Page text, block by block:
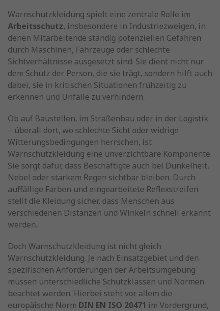
Warnschutzkleidung spielt eine zentrale Rolle im
Arbeitsschutz, insbesondere in Industriezweigen, in
denen Mitarbeitende ständig potenziellen Gefahren
durch Maschinen, Fahrzeuge oder schlechte
Sichtverhältnisse ausgesetzt sind. Sie dient nicht nur
dem Schutz der Person, die sie trägt, sondern hilft auch
dabei, sie in kritischen Situationen frühzeitig zu
erkennen und Unfälle zu verhindern.
Ob auf Baustellen, im Straßenbau oder in der Logistik
– überall dort, wo schlechte Sicht oder widrige
Witterungsbedingungen herrschen, ist
Warnschutzkleidung eine unverzichtbare Komponente.
Sie sorgt dafür, dass Beschäftigte auch bei Dunkelheit,
Nebel oder starkem Regen sichtbar bleiben. Durch
auffällige Farben und eingearbeitete Reflexstreifen
stellt die Kleidung sicher, dass Menschen aus
verschiedenen Distanzen und Winkeln schnell erkannt
werden.
Doch Warnschutzkleidung ist nicht gleich
Warnschutzkleidung. Je nach Einsatzgebiet und den
spezifischen Anforderungen der Arbeitsumgebung
müssen unterschiedliche Schutzklassen und Normen
beachtet werden. Hierbei steht vor allem die
europäische Norm DIN EN ISO 20471 im Vordergrund,